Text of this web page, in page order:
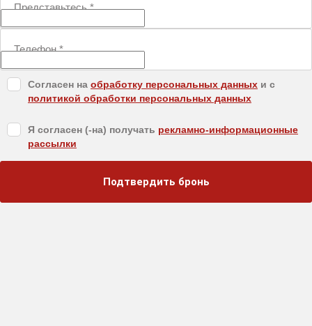
Представьтесь*
Телефон*
Согласен на обработку персональных данных и c
политикой обработки персональных данных
Я согласен (-на) получать рекламно-информационные
рассылки
Подтвердить бронь